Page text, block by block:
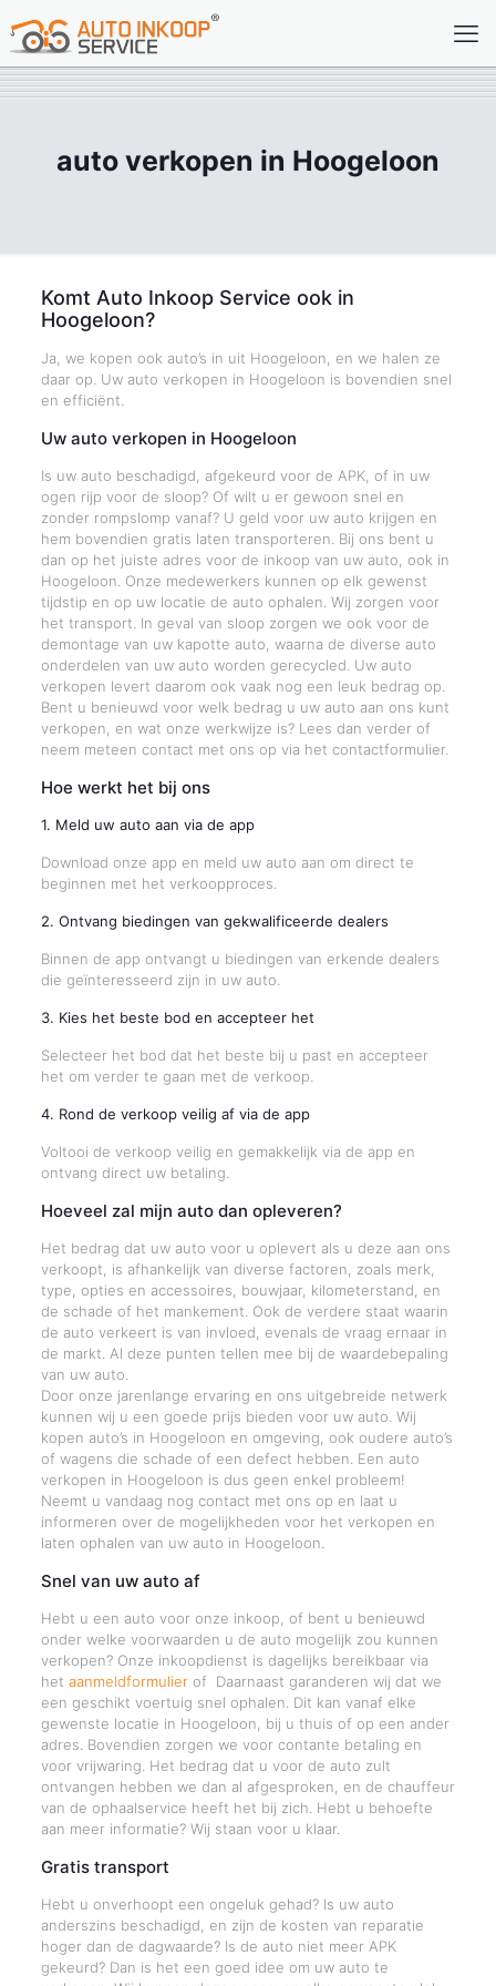
auto verkopen in Hoogeloon
Komt Auto Inkoop Service ook in
Hoogeloon?
Ja, we kopen ook auto’s in uit Hoogeloon, en we halen ze
daar op. Uw auto verkopen in Hoogeloon is bovendien snel
en efficiënt.
Uw auto verkopen in Hoogeloon
Is uw auto beschadigd, afgekeurd voor de APK, of in uw
ogen rijp voor de sloop? Of wilt u er gewoon snel en
zonder rompslomp vanaf? U geld voor uw auto krijgen en
hem bovendien gratis laten transporteren. Bij ons bent u
dan op het juiste adres voor de inkoop van uw auto, ook in
Hoogeloon. Onze medewerkers kunnen op elk gewenst
tijdstip en op uw locatie de auto ophalen. Wij zorgen voor
het transport. In geval van sloop zorgen we ook voor de
demontage van uw kapotte auto, waarna de diverse auto
onderdelen van uw auto worden gerecycled. Uw auto
verkopen levert daarom ook vaak nog een leuk bedrag op.
Bent u benieuwd voor welk bedrag u uw auto aan ons kunt
verkopen, en wat onze werkwijze is? Lees dan verder of
neem meteen contact met ons op via het contactformulier.
Hoe werkt het bij ons
1. Meld uw auto aan via de app
Download onze app en meld uw auto aan om direct te
beginnen met het verkoopproces.
2. Ontvang biedingen van gekwalificeerde dealers
Binnen de app ontvangt u biedingen van erkende dealers
die geïnteresseerd zijn in uw auto.
3. Kies het beste bod en accepteer het
Selecteer het bod dat het beste bij u past en accepteer
het om verder te gaan met de verkoop.
4. Rond de verkoop veilig af via de app
Voltooi de verkoop veilig en gemakkelijk via de app en
ontvang direct uw betaling.
Hoeveel zal mijn auto dan opleveren?
Het bedrag dat uw auto voor u oplevert als u deze aan ons
verkoopt, is afhankelijk van diverse factoren, zoals merk,
type, opties en accessoires, bouwjaar, kilometerstand, en
de schade of het mankement. Ook de verdere staat waarin
de auto verkeert is van invloed, evenals de vraag ernaar in
de markt. Al deze punten tellen mee bij de waardebepaling
van uw auto.
Door onze jarenlange ervaring en ons uitgebreide netwerk
kunnen wij u een goede prijs bieden voor uw auto. Wij
kopen auto’s in Hoogeloon en omgeving, ook oudere auto’s
of wagens die schade of een defect hebben. Een auto
verkopen in Hoogeloon is dus geen enkel probleem!
Neemt u vandaag nog contact met ons op en laat u
informeren over de mogelijkheden voor het verkopen en
laten ophalen van uw auto in Hoogeloon.
Snel van uw auto af
Hebt u een auto voor onze inkoop, of bent u benieuwd
onder welke voorwaarden u de auto mogelijk zou kunnen
verkopen? Onze inkoopdienst is dagelijks bereikbaar via
het aanmeldformulierof Daarnaast garanderen wij dat we
een geschikt voertuig snel ophalen. Dit kan vanaf elke
gewenste locatie in Hoogeloon, bij u thuis of op een ander
adres. Bovendien zorgen we voor contante betaling en
voor vrijwaring. Het bedrag dat u voor de auto zult
ontvangen hebben we dan al afgesproken, en de chauffeur
van de ophaalservice heeft het bij zich. Hebt u behoefte
aan meer informatie? Wij staan voor u klaar.
Gratis transport
Hebt u onverhoopt een ongeluk gehad? Is uw auto
anderszins beschadigd, en zijn de kosten van reparatie
hoger dan de dagwaarde? Is de auto niet meer APK
gekeurd? Dan is het een goed idee om uw auto te